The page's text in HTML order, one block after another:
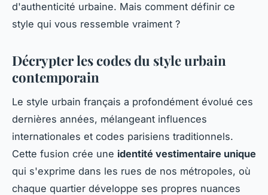
d'authenticité urbaine. Mais comment définir ce
style qui vous ressemble vraiment ?
Décrypter les codes du style urbain
contemporain
Le style urbain français a profondément évolué ces
dernières années, mélangeant influences
internationales et codes parisiens traditionnels.
Cette fusion crée une identité vestimentaire unique
qui s'exprime dans les rues de nos métropoles, où
chaque quartier développe ses propres nuances